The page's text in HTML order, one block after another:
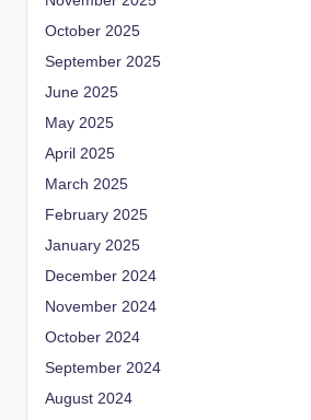
October 2025
September 2025
June 2025
May 2025
April 2025
March 2025
February 2025
January 2025
December 2024
November 2024
October 2024
September 2024
August 2024